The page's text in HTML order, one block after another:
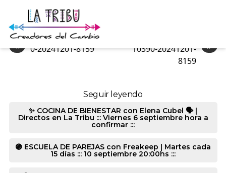
10282-20241201-6509
« 0-20241201-8159 »
10390-20241201-
8159
Seguir leyendo
✨ COCINA DE BIENESTAR con Elena Cubel 🗣️ |
Directos en La Tribu ::: Viernes 6 septiembre hora a
confirmar :::
🟣 ESCUELA DE PAREJAS con Freakeep | Martes cada
15 días ::: 10 septiembre 20:00hs :::